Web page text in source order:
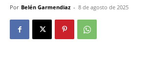
Por Belén Garmendiaz - 8 de agosto de 2025